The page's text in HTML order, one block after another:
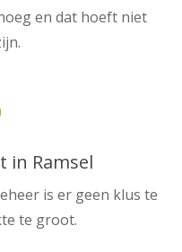
en dat hoeft niet
in Ramsel
is er geen klus te
te groot.